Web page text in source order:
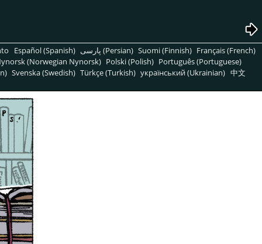
Español (Spanish) پارسی (Persian) Suomi (Finnish) Français (French)
(Norwegian Nynorsk) Polski (Polish) Português (Portuguese)
Svenska (Swedish) Türkçe (Turkish) український (Ukrainian) 中文